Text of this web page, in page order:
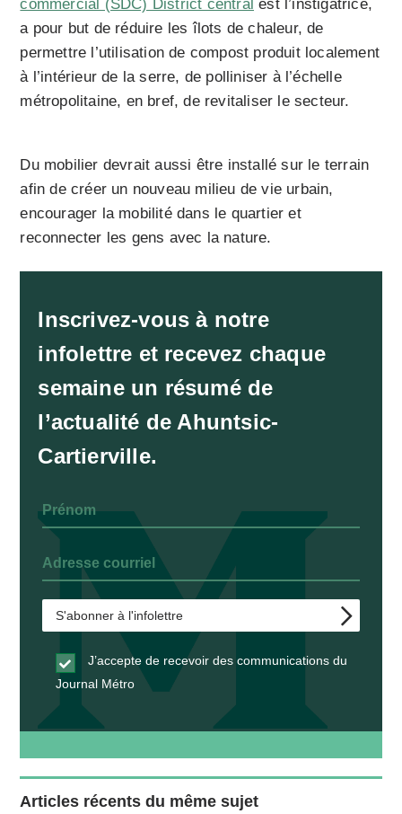
commercial (SDC) District central est l’instigatrice,
a pour but de réduire les îlots de chaleur, de
permettre l’utilisation de compost produit localement
à l’intérieur de la serre, de polliniser à l’échelle
métropolitaine, en bref, de revitaliser le secteur.
Du mobilier devrait aussi être installé sur le terrain
afin de créer un nouveau milieu de vie urbain,
encourager la mobilité dans le quartier et
reconnecter les gens avec la nature.
Inscrivez-vous à notre
infolettre et recevez chaque
semaine un résumé de
l’actualité de Ahuntsic-
Cartierville.
J’accepte de recevoir des communications du
Journal Métro
Articles récents du même sujet